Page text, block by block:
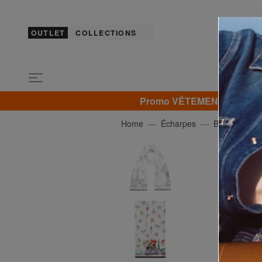
OUTLET COLLECTIONS
Promo VÊTEMENTS -30%
Home Écharpes